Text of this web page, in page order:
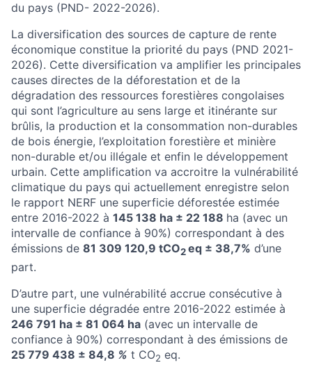
du pays (PND- 2022-2026).
La diversification des sources de capture de rente
économique constitue la priorité du pays (PND 2021-
2026). Cette diversification va amplifier les principales
causes directes de la déforestation et de la
dégradation des ressources forestières congolaises
qui sont l’agriculture au sens large et itinérante sur
brûlis, la production et la consommation non-durables
de bois énergie, l’exploitation forestière et minière
non-durable et/ou illégale et enfin le développement
urbain. Cette amplification va accroitre la vulnérabilité
climatique du pays qui actuellement enregistre selon
le rapport NERF une superficie déforestée estimée
entre 2016-2022 à 145 138 ha ± 22 188 ha (avec un
intervalle de confiance à 90%) correspondant à des
émissions de 81 309 120,9 tCO2eq ± 38,7% d’une
part.
D’autre part, une vulnérabilité accrue consécutive à
une superficie dégradée entre 2016-2022 estimée à
246 791 ha ± 81 064 ha (avec un intervalle de
confiance à 90%) correspondant à des émissions de
25 779 438 ± 84,8 % t CO2 eq.